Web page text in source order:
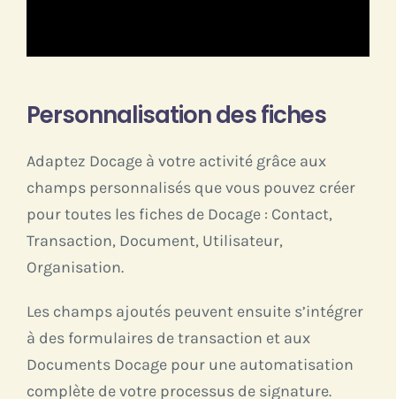
Personnalisation des fiches
Adaptez Docage à votre activité grâce aux
champs personnalisés que vous pouvez créer
pour toutes les fiches de Docage : Contact,
Transaction, Document, Utilisateur,
Organisation.
Les champs ajoutés peuvent ensuite s’intégrer
à des formulaires de transaction et aux
Documents Docage pour une automatisation
complète de votre processus de signature.